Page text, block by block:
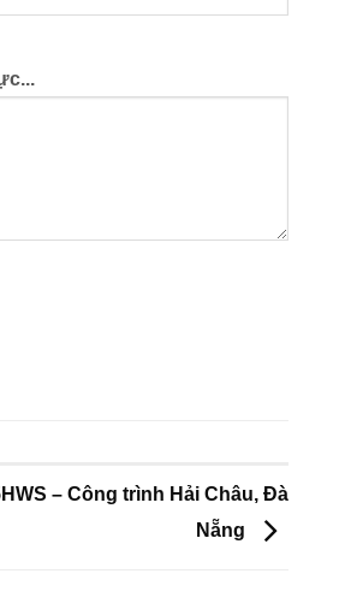
– Công trình Hải Châu, Đà
Nẵng